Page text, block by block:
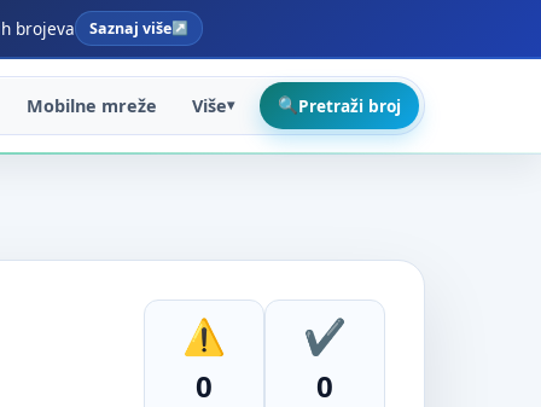
brojeva Saznaj više
Mobilne mreže Više Pretraži broj
0 0